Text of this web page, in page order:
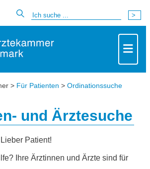
> Für Patienten > Ordinationssuche
und Ärztesuche
Patient!
Ihre Ärztinnen und Ärzte sind für